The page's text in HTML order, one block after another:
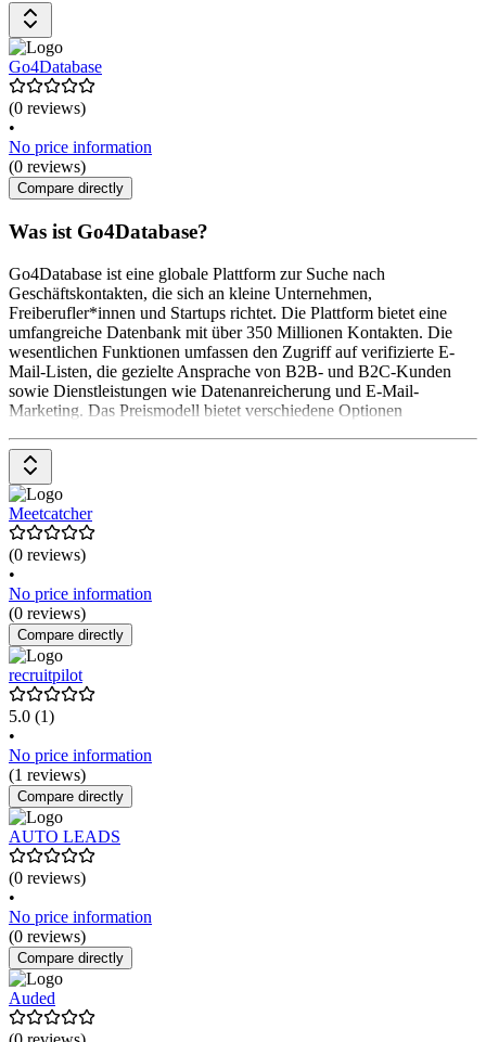
Go4Database
(0 reviews)
•
No price information
(0 reviews)
Compare directly
Was ist Go4Database?
Go4Database ist eine globale Plattform zur Suche nach
Geschäftskontakten, die sich an kleine Unternehmen,
Freiberufler*innen und Startups richtet. Die Plattform bietet eine
umfangreiche Datenbank mit über 350 Millionen Kontakten. Die
wesentlichen Funktionen umfassen den Zugriff auf verifizierte E-
Mail-Listen, die gezielte Ansprache von B2B- und B2C-Kunden
sowie Dienstleistungen wie Datenanreicherung und E-Mail-
Marketing. Das Preismodell bietet verschiedene Optionen
Meetcatcher
(0 reviews)
•
No price information
(0 reviews)
Compare directly
recruitpilot
5.0 (1)
•
No price information
(1 reviews)
Compare directly
AUTO LEADS
(0 reviews)
•
No price information
(0 reviews)
Compare directly
Auded